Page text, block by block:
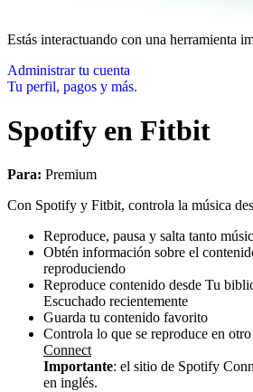
Estás interactuando con una herramienta
Administrar tu cuenta
Tu perfil, pagos y más.
Spotify en Fitbit
Para: Premium
Con Spotify y Fitbit, controla la música
Reproduce, pausa y salta tanto
Obtén información sobre el
reproduciendo
Reproduce contenido desde Tu
Escuchado recientemente
Guarda tu contenido favorito
Controla lo que se reproduce en
Connect
Importante: el sitio de Spotify
en inglés.